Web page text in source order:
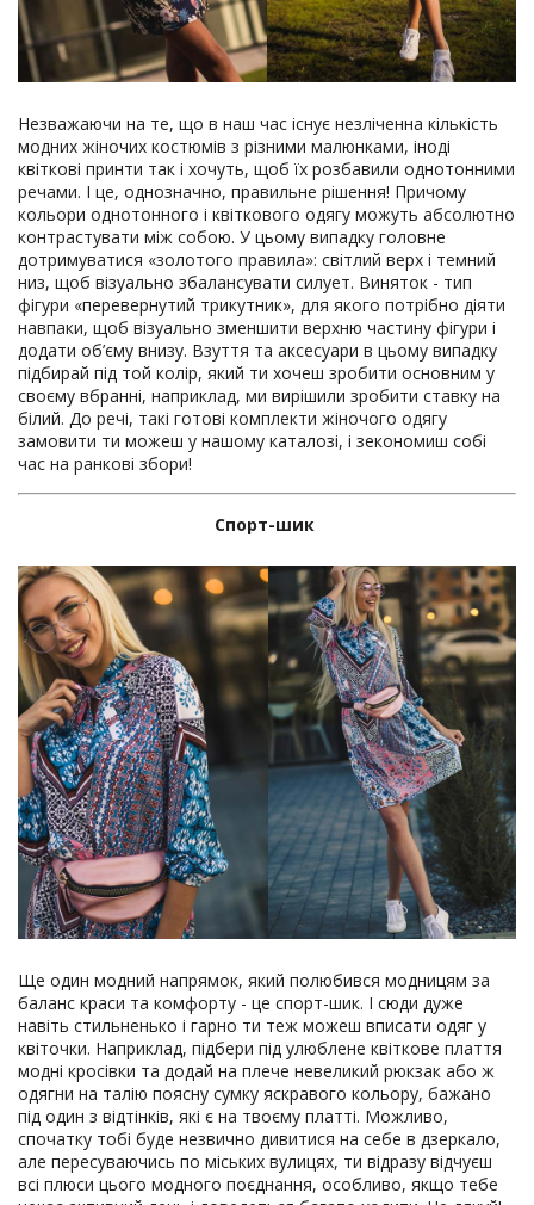
Незважаючи на те, що в наш час існує незліченна кількість
модних жіночих костюмів з різними малюнками, іноді
квіткові принти так і хочуть, щоб їх розбавили однотонними
речами. І це, однозначно, правильне рішення! Причому
кольори однотонного і квіткового одягу можуть абсолютно
контрастувати між собою. У цьому випадку головне
дотримуватися «золотого правила»: світлий верх і темний
низ, щоб візуально збалансувати силует. Виняток - тип
фігури «перевернутий трикутник», для якого потрібно діяти
навпаки, щоб візуально зменшити верхню частину фігури і
додати об’єму внизу. Взуття та аксесуари в цьому випадку
підбирай під той колір, який ти хочеш зробити основним у
своєму вбранні, наприклад, ми вирішили зробити ставку на
білий. До речі, такі готові комплекти жіночого одягу
замовити ти можеш у нашому каталозі, і зекономиш собі
час на ранкові збори!
Спорт-шик
Ще один модний напрямок, який полюбився модницям за
баланс краси та комфорту - це спорт-шик. І сюди дуже
навіть стильненько і гарно ти теж можеш вписати одяг у
квіточки. Наприклад, підбери під улюблене квіткове плаття
модні кросівки та додай на плече невеликий рюкзак або ж
одягни на талію поясну сумку яскравого кольору, бажано
під один з відтінків, які є на твоєму платті. Можливо,
спочатку тобі буде незвично дивитися на себе в дзеркало,
але пересуваючись по міських вулицях, ти відразу відчуєш
всі плюси цього модного поєднання, особливо, якщо тебе